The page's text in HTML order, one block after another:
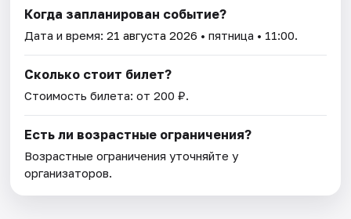
Когда запланирован событие?
Дата и время:21 августа 2026 • пятница • 11:00.
Сколько стоит билет?
Стоимость билета: от 200 ₽.
Есть ли возрастные ограничения?
Возрастные ограничения уточняйте у
организаторов.